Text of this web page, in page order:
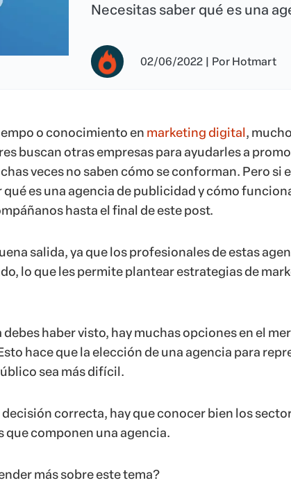
Necesitas saber qué es una
02/06/2022 | Por Hotmart
o conocimiento en marketing digital,
buscan otras empresas para ayudarles a
veces no saben cómo se conforman. Pero si
qué es una agencia de publicidad y cómo
hasta el final de este post.
salida, ya que los profesionales de estas
lo que les permite plantear estrategias de
debes haber visto, hay muchas opciones en el
hace que la elección de una agencia para
sea más difícil.
decisión correcta, hay que conocer bien los
que componen una agencia.
más sobre este tema?